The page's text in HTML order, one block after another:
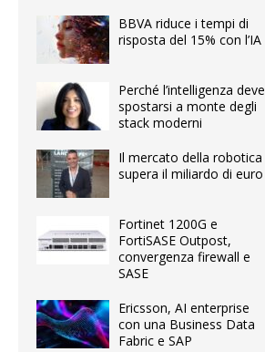
BBVA riduce i tempi di
risposta del 15% con l’IA
Perché l’intelligenza deve
spostarsi a monte degli
stack moderni
Il mercato della robotica
supera il miliardo di euro
Fortinet 1200G e
FortiSASE Outpost,
convergenza firewall e
SASE
Ericsson, AI enterprise
con una Business Data
Fabric e SAP